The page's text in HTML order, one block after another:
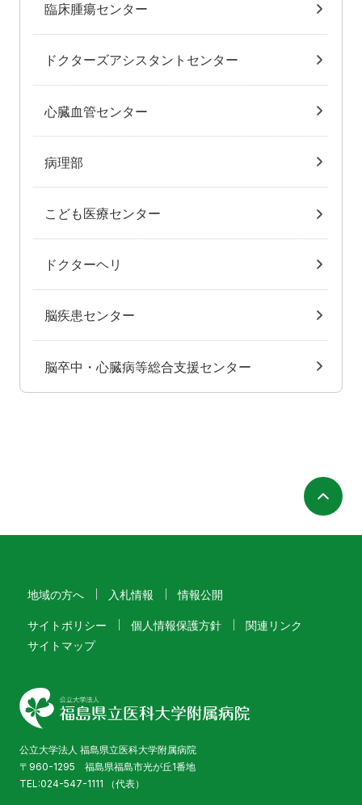
臨床腫瘍センター
ドクターズアシスタントセンター
心臓血管センター
病理部
こども医療センター
ドクターヘリ
脳疾患センター
脳卒中・心臓病等総合支援センター
地域の方へ 入札情報 情報公開
サイトポリシー 個人情報保護方針
関連リンク
サイトマップ
公立大学法人 福島県立医科大学附属病院
〒960-1295 福島県福島市光が丘1番地
TEL:024-547-1111 （代表）